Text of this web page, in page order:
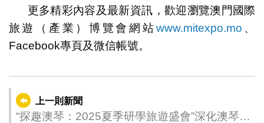
更多精彩內容及最新資訊，歡迎瀏覽澳門國際
旅遊（產業）博覽會網站www.mitexpo.mo 、
Facebook專頁及微信帳號。
上一則新聞
“探趣澳琴：2025夏季研學旅遊盛會”深化澳琴研